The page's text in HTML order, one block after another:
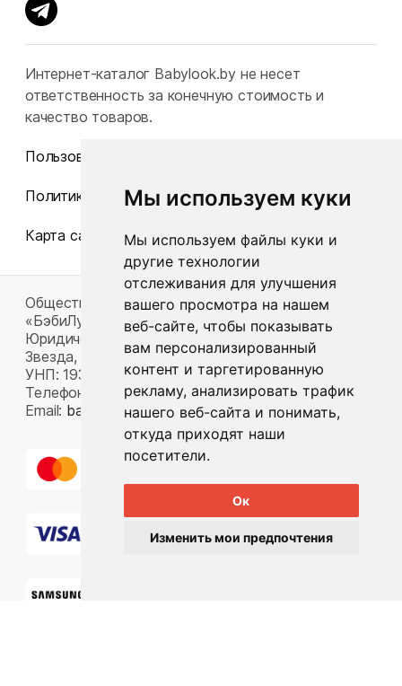
Мы используем куки
Мы используем файлы куки и
другие технологии
отслеживания для улучшения
вашего просмотра на нашем
веб-сайте, чтобы показывать
вам персонализированный
контент и таргетированную
рекламу, анализировать трафик
нашего веб-сайта и понимать,
откуда приходят наши
посетители.
Ок
Изменить мои предпочтения
Интернет-каталог Babylook.by не несет
ответственность за конечную стоимость и
качество товаров.
Пользовательское соглашение
Политика конфиденциальности
Карта сайта
Общество с ограниченной ответственностью
«БэбиЛук»
Юридический адрес: 220117, г. Минск, пр-т Газеты
Звезда, д. 16, пом. 52
УНП: 193815124
Телефон:
+375 33 392 66 63
Email: babylook.gm@gmail.com.